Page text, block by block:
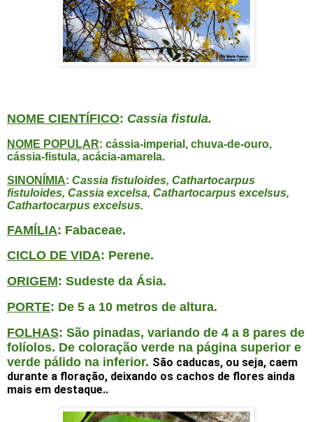
NOME CIENTÍFICO: Cassia fistula.
NOME POPULAR: cássia-imperial, chuva-de-ouro,
cássia-fistula, acácia-amarela.
SINONÍMIA: Cassia fistuloides, Cathartocarpus
fistuloides, Cassia excelsa, Cathartocarpus excelsus,
Cathartocarpus excelsus.
FAMÍLIA: Fabaceae.
CICLO DE VIDA: Perene.
ORIGEM: Sudeste da Ásia.
PORTE: De 5 a 10 metros de altura.
FOLHAS: São pinadas, variando de 4 a 8 pares de
folíolos. De coloração verde na página superior e
verde pálido na inferior. São caducas, ou seja, caem
durante a floração, deixando os cachos de flores ainda
mais em destaque..